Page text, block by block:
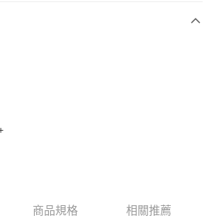
」】
到商品之後才付款」的支付方式。 讓您購物簡單
商品規格 相關推薦